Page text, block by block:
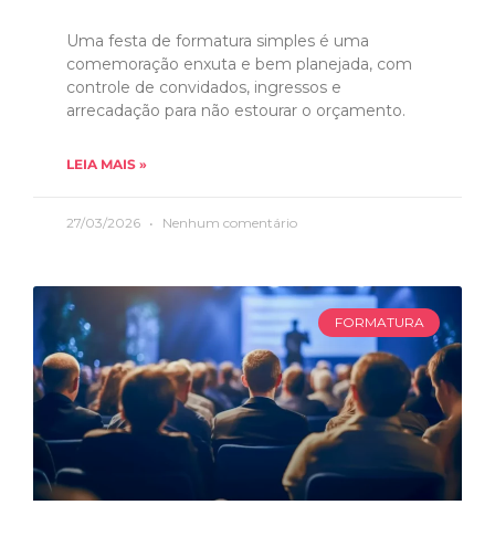
Uma festa de formatura simples é uma
comemoração enxuta e bem planejada, com
controle de convidados, ingressos e
arrecadação para não estourar o orçamento.
LEIA MAIS »
27/03/2026 Nenhum comentário
FORMATURA